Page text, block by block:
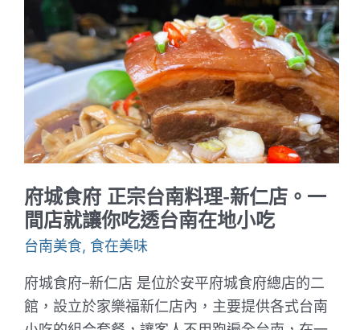
茶
本
舖。
台
南
特
漸
層
飲
料
一
杯
飲
料、
三
個
漸
層、
四
府城食府 正宗台南料理-新仁店。一
間店就讓你吃透台南在地小吃
台南美食, 食在美味
府城食府–新仁店 是位於安平府城食府總店的二
館，設立於家樂福新仁店內，主要提供各式台南